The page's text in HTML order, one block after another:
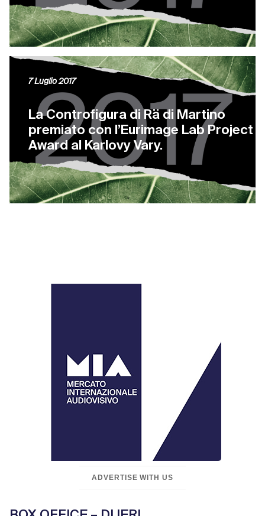
La Controfigura di Rä di Martino
premiato con l’Eurimage Lab Project
Award al Karlovy Vary.
7 Luglio 2017
ADVERTISE WITH US